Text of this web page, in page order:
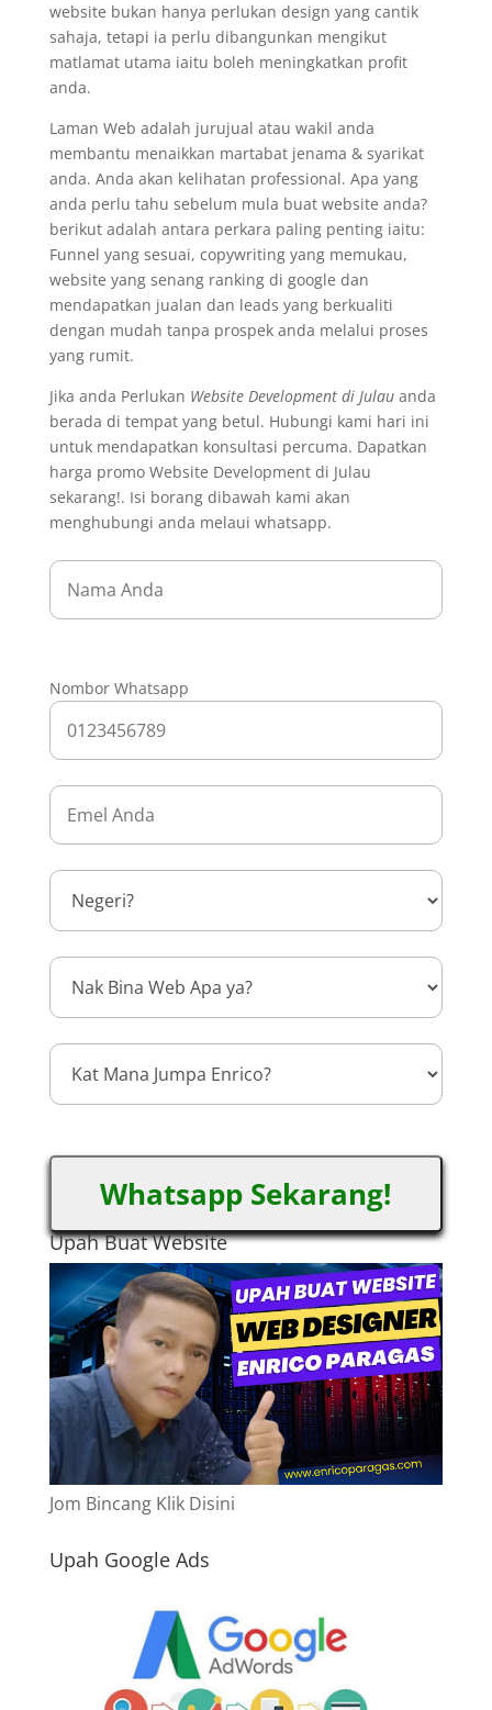
website bukan hanya perlukan design yang cantik
sahaja, tetapi ia perlu dibangunkan mengikut
matlamat utama iaitu boleh meningkatkan profit
anda.
Laman Web adalah jurujual atau wakil anda
membantu menaikkan martabat jenama & syarikat
anda. Anda akan kelihatan professional. Apa yang
anda perlu tahu sebelum mula buat website anda?
berikut adalah antara perkara paling penting iaitu:
Funnel yang sesuai, copywriting yang memukau,
website yang senang ranking di google dan
mendapatkan jualan dan leads yang berkualiti
dengan mudah tanpa prospek anda melalui proses
yang rumit.
Jika anda Perlukan Website Development di Julauanda
berada di tempat yang betul. Hubungi kami hari ini
untuk mendapatkan konsultasi percuma. Dapatkan
harga promo Website Development di Julau
sekarang!. Isi borang dibawah kami akan
menghubungi anda melaui whatsapp.
Nombor Whatsapp
Whatsapp Sekarang!
Upah Buat Website
Jom Bincang Klik Disini
Upah Google Ads